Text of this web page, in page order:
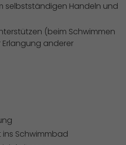
selbstständigen Handeln und
(beim Schwimmen
anderer
ins Schwimmbad